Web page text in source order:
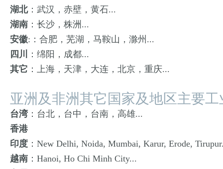
湖北：武汉，赤壁，黄石...
湖南 ：长沙，株洲...
安徽:：合肥，芜湖，马鞍山，滁州...
四川
：绵阳，成都...
其它 ：上海，天津，大连，北京，重庆...
亚洲及非洲其它国家及地区主要
台湾 ：台北，台中，台南，高雄...
香港
印度 ：New Delhi, Noida, Mumbai, Karur, Erode,
越南 ：Hanoi, Ho Chi Minh City...